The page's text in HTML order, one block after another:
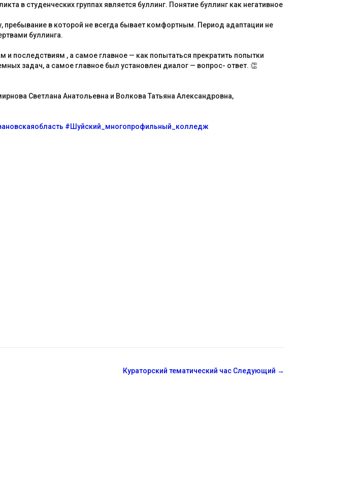
в студенческих группах является буллинг. Понятие буллинг как негативное
в которой не всегда бывает комфортным. Период адаптации не
буллинга.
последствиям , а самое главное — как попытаться прекратить попытки
задач, а самое главное был установлен диалог — вопрос- ответ. 👏
Светлана Анатольевна и Волкова Татьяна Александровна,
#Шуйский_многопрофильный_колледж
Кураторский тематический час Следующий →